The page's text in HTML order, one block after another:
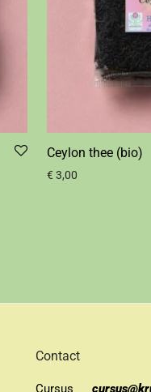
Ceylon thee (bio)
€ 3,00
Contact
Cursus